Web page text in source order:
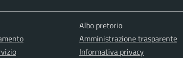
Albo pretorio
Amministrazione trasparente
Informativa privacy